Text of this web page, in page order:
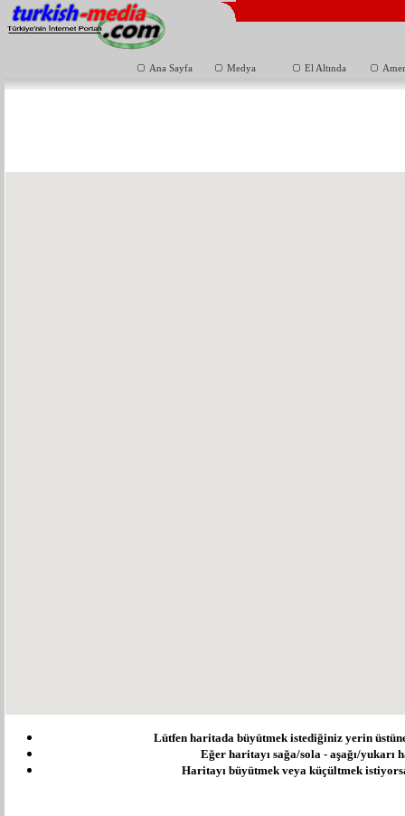
Ana Sayfa Medya El Altında
Lütfen haritada büyütmek istediğiniz yerin
Eğer haritayı sağa/sola - aşağı/
Haritayı büyütmek veya küçültmek